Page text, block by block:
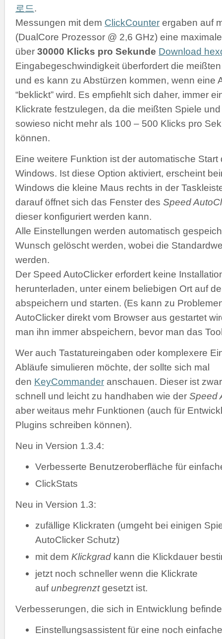
로드.
Messungen mit dem ClickCounter ergaben auf
(DualCore Prozessor @ 2,6 GHz) eine
über 30000 Klicks pro Sekunde Download
Eingabegeschwindigkeit überfordert die
und es kann zu Abstürzen kommen, wenn eine
“beklickt” wird. Es empfiehlt sich daher, immer
Klickrate festzulegen, da die meißten Spiele
sowieso nicht mehr als 100 – 500 Klicks pro
können.
Eine weitere Funktion ist der automatische Start
Windows. Ist diese Option aktiviert, erscheint
Windows die kleine Maus rechts in der
darauf öffnet sich das Fenster des Speed
dieser konfiguriert werden kann.
Alle Einstellungen werden automatisch
Wunsch gelöscht werden, wobei die
werden.
Der Speed AutoClicker erfordert keine
herunterladen, unter einem beliebigen Ort auf
abspeichern und starten. (Es kann zu
AutoClicker direkt vom Browser aus gestartet
man ihn immer abspeichern, bevor man das
Wer auch Tastatureingaben oder komplexere
Abläufe simulieren möchte, der sollte sich mal
den KeyCommander anschauen. Dieser ist
schnell und leicht zu handhaben wie der Speed
aber weitaus mehr Funktionen (auch für
Plugins schreiben können).
Neu in Version 1.3.4:
Verbesserte Benutzeroberfläche für
ClickStats
Neu in Version 1.3:
zufällige Klickraten (umgeht bei einigen
AutoClicker Schutz)
mit dem Klickgrad kann die Klickdauer
jetzt noch schneller wenn die Klickrate
aufunbegrenztgesetzt ist.
Verbesserungen, die sich in Entwicklung
Einstellungsassistent für eine noch